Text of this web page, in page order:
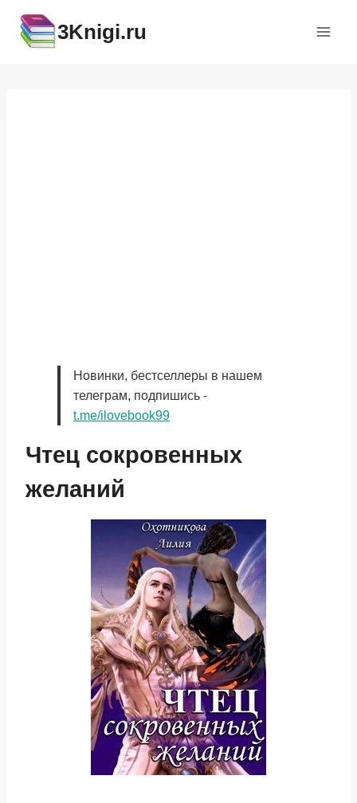
содержимому
3Knigi.ru
Новинки, бестселлеры в нашем
телеграм, подпишись -
t.me/ilovebook99
Чтец сокровенных
желаний